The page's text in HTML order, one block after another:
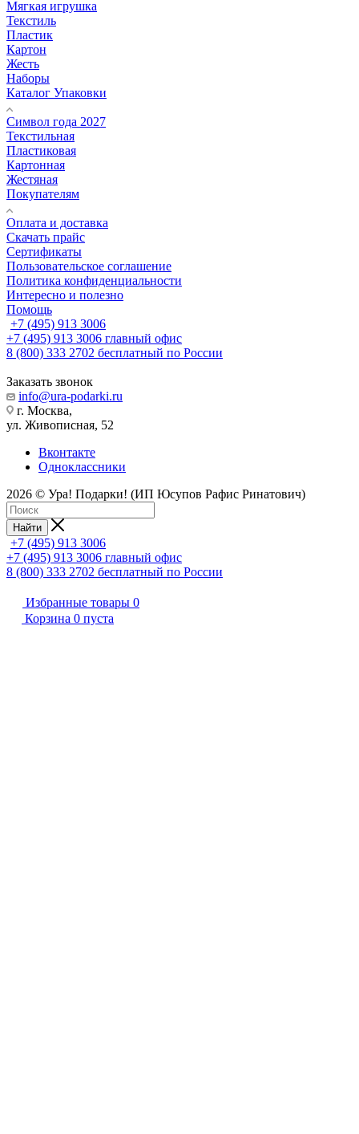
Мягкая игрушка
Текстиль
Пластик
Картон
Жесть
Наборы
Каталог Упаковки
Символ года 2027
Текстильная
Пластиковая
Картонная
Жестяная
Покупателям
Оплата и доставка
Скачать прайс
Сертификаты
Пользовательское соглашение
Политика конфиденциальности
Интересно и полезно
Помощь
+7 (495) 913 3006
+7 (495) 913 3006 главный офис
8 (800) 333 2702 бесплатный по России
Заказать звонок
info@ura-podarki.ru
г. Москва,
ул. Живописная, 52
Вконтакте
Одноклассники
2026 © Ура! Подарки! (ИП Юсупов Рафис Ринатович)
Найти
+7 (495) 913 3006
+7 (495) 913 3006 главный офис
8 (800) 333 2702 бесплатный по России
Избранные товары 0
Корзина 0 пуста